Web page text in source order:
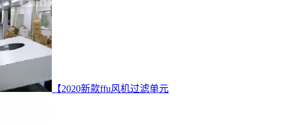
【2020新款ffu风机过滤单元